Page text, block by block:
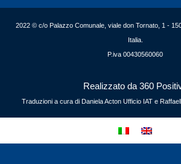
2022 © c/o Palazzo Comunale, viale don Tornato, 1 -
Italia.
P.iva 00430560060
Realizzato da 360
Traduzioni a cura di Daniela Acton Ufficio IAT e